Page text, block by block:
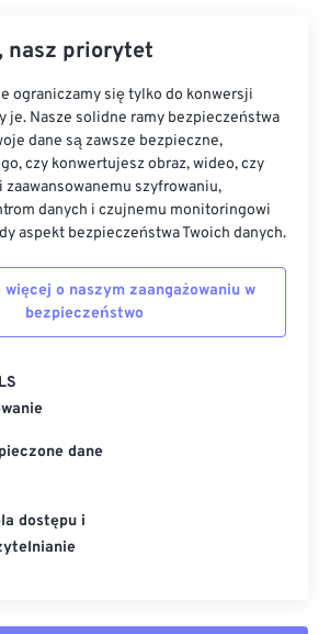
nasz priorytet
ograniczamy się tylko do konwersji
je. Nasze solidne ramy bezpieczeństwa
dane są zawsze bezpieczne,
czy konwertujesz obraz, wideo, czy
szyfrowaniu,
danych i czujnemu monitoringowi
aspekt bezpieczeństwa Twoich danych.
więcej o naszym zaangażowaniu w
bezpieczeństwo
dane
dostępu i